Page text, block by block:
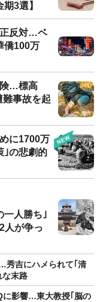
3選】
正反対…ベ
僑100万
険…標高
事故を起
に1700万
｣の悲劇的
一人勝ち｣
人が争っ
秀吉にハメられて｢清
な末路
に影響…東大教授｢脳の